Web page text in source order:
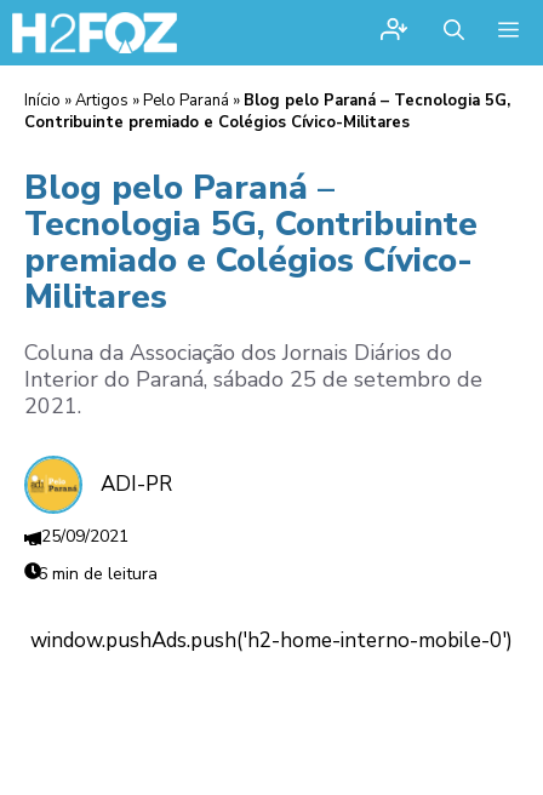
Início »Artigos »Pelo Paraná » Blog pelo Paraná – Tecnologia 5G,
Contribuinte premiado e Colégios Cívico-Militares
Blog pelo Paraná –
Tecnologia 5G, Contribuinte
premiado e Colégios Cívico-
Militares
Coluna da Associação dos Jornais Diários do
Interior do Paraná, sábado 25 de setembro de
2021.
ADI-PR
25/09/2021
6 min de leitura